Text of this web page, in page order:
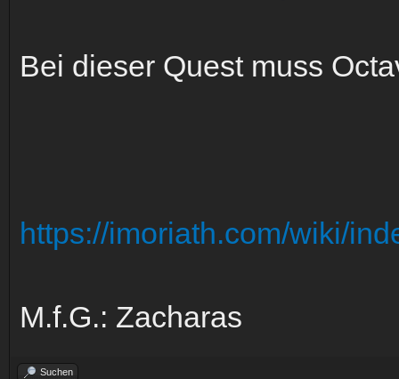
Bei dieser Quest muss
https://imoriath.com/wiki/
M.f.G.: Zacharas
Suchen